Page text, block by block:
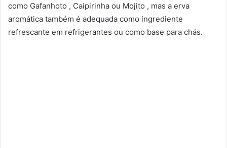
como Gafanhoto , Caipirinha ou Mojito , mas a erva
aromática também é adequada como ingrediente
refrescante em refrigerantes ou como base para chás.